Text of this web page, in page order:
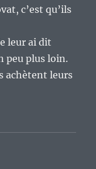
c’est qu’ils
leur ai dit
peu plus loin.
achètent leurs